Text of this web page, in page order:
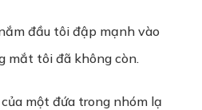
đầu tôi đập mạnh vào
mắt tôi đã không còn.
một đứa trong nhóm lạ